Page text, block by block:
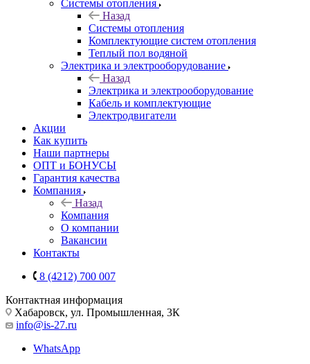
Системы отопления
Назад
Системы отопления
Комплектующие систем отопления
Теплый пол водяной
Электрика и электрооборудование
Назад
Электрика и электрооборудование
Кабель и комплектующие
Электродвигатели
Акции
Как купить
Наши партнеры
ОПТ и БОНУСЫ
Гарантия качества
Компания
Назад
Компания
О компании
Вакансии
Контакты
8 (4212) 700 007
Контактная информация
Хабаровск, ул. Промышленная, 3К
info@is-27.ru
WhatsApp